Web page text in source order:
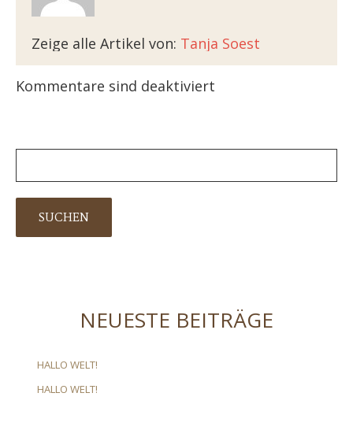
Zeige alle Artikel von: Tanja Soest
Kommentare sind deaktiviert
NEUESTE BEITRÄGE
HALLO WELT!
HALLO WELT!